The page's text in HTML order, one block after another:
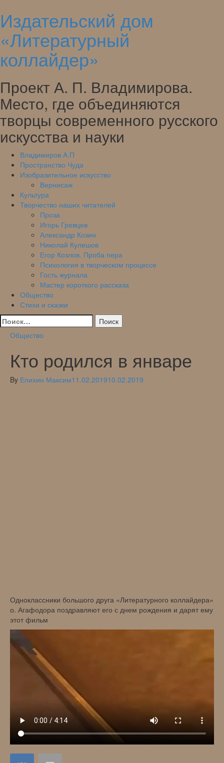
Skip
to
content
Издательский дом
«Литературный
коллайдер»
Проект А. П. Владимирова.
Место, где объединяются
творцы современного русского
искусства и науки
Владимиров А.П
Пространство Чуда
Изобразительное искусство
Вернисаж
Культура
Творчество наших читателей
Проза
Игорь Гревцев
Александр Козин
Николай Кулешов
Егор Козлов. Проба пера
Психология в творческом процессе
Гость журнала
Мастер короткого рассказа
Общество
Стихи и сказки
Найти:
Общество
Кто родился в январе
By Епихин Максим11.02.201910.02.2019
Одноклассники большого друга «Литературного коллайдера»
о. Агафодора поздравляют его с днем рождения и дарят ему
этот фильм